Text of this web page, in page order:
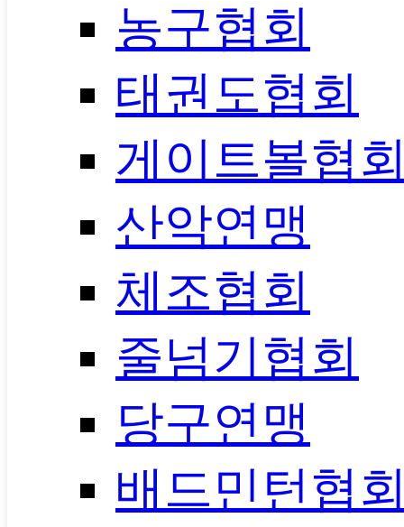
농구협회
태권도협회
게이트볼협
산악연맹
체조협회
줄넘기협회
당구연맹
배드민턴협